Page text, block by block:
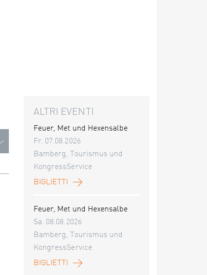
ALTRI EVENTI
Feuer, Met und Hexensalbe
Fr. 07.08.2026
Bamberg, Tourismus und
KongressService
BIGLIETTI
Feuer, Met und Hexensalbe
Sa. 08.08.2026
Bamberg, Tourismus und
KongressService
BIGLIETTI